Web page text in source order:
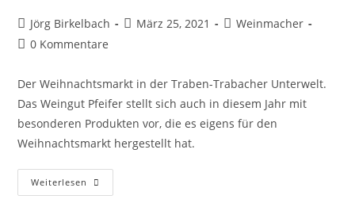
Jörg Birkelbach März 25, 2021
Weinmacher
0 Kommentare
Der Weihnachtsmarkt in der Traben-Trabacher Unterwelt.
Das Weingut Pfeifer stellt sich auch in diesem Jahr mit
besonderen Produkten vor, die es eigens für den
Weihnachtsmarkt hergestellt hat.
Weiterlesen